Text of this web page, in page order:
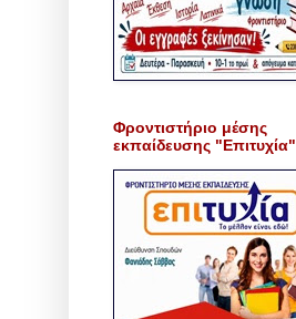
Φροντιστήριο μέσης
εκπαίδευσης "Επιτυχία"